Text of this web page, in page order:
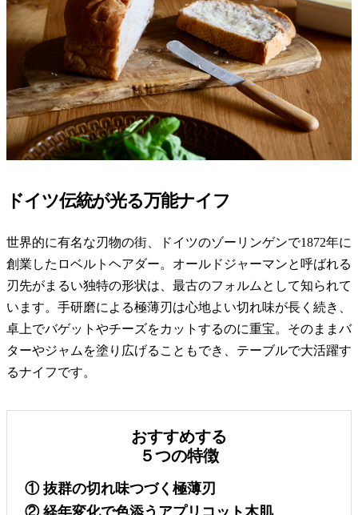
ドイツ伝統が光る万能ナイフ
世界的に有名な刃物の街、ドイツのゾーリンゲンで1872年に
創業したロベルトヘアダー。オールドジャーマンと呼ばれる
刃先がまるい独特の形状は、最古のフォルムとして知られて
います。手研磨による極薄刃は心地よい切れ味が長く続き、
卓上でバゲットやチーズをカットするのに重宝。そのままバ
ターやジャムを塗り広げることもでき、テーブルで大活躍す
るナイフです。
おすすめする
５つの特徴
① 抜群の切れ味つづく極薄刃
② 経年変化で色添うアプリコット木肌